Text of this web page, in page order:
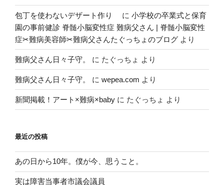
包丁を使わないデザート作り に 小学校の卒業式と保育
園の事前健診 脊髄小脳変性症 難病父さん | 脊髄小脳変性
症✂︎難病美容師✂︎難病父さんたぐっちょのブログ より
難病父さん日々子守。 に たぐっちょ より
難病父さん日々子守。 に wepea.com より
新聞掲載！アート×難病×baby に たぐっちょ より
最近の投稿
あの日から10年。僕が今、思うこと。
実は障害当事者市議会議員